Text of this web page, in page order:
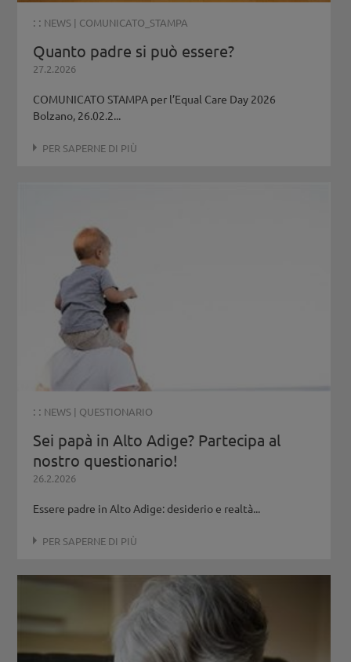
: : NEWS | COMUNICATO_STAMPA
Quanto padre si può essere?
27.2.2026
COMUNICATO STAMPA per l’Equal Care Day 2026
Bolzano, 26.02.2...
PER SAPERNE DI PIÙ
: : NEWS | QUESTIONARIO
Sei papà in Alto Adige? Partecipa al
nostro questionario!
26.2.2026
Essere padre in Alto Adige: desiderio e realtà...
PER SAPERNE DI PIÙ